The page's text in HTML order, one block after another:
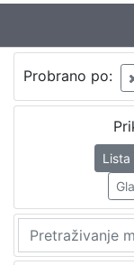
Probrano po:
Lista